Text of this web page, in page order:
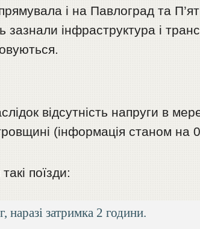
і на Павлоград та
інфраструктура і
відсутність напруги в
(інформація станом на
поїзди:
затримка 2 години.